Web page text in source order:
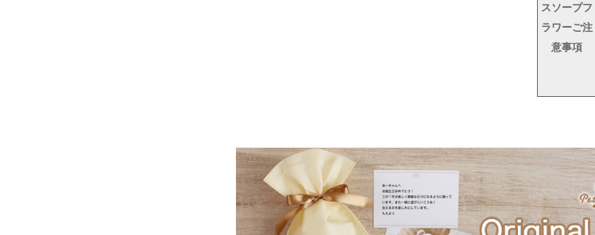
スソープフ
ラワーご注
意事項